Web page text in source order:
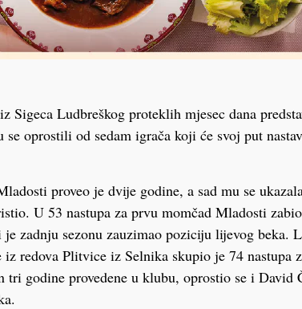
Sigeca Ludbreškog proteklih mjesec dana
se oprostili od sedam igrača koji će svoj put
proveo je dvije godine, a sad mu se
U 53 nastupa za prvu momčad Mladosti
zadnju sezonu zauzimao poziciju lijevog beka.
redova Plitvice iz Selnika skupio je 74 nastupa
tri godine provedene u klubu, oprostio se i David